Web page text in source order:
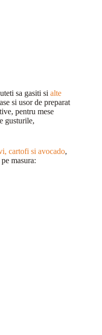
sa gasiti si alte
si usor de preparat
pentru mese
gusturile,
cartofi si avocado,
masura: